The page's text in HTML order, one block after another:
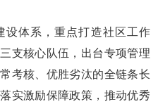
体系，重点打造社区工作
支核心队伍，出台专项管理
考核、优胜劣汰的全链条长
实激励保障政策，推动优秀